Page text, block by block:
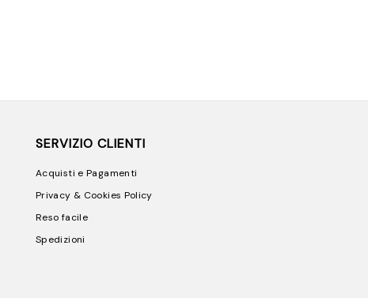
SERVIZIO CLIENTI
Acquisti e Pagamenti
Privacy & Cookies Policy
Reso facile
Spedizioni